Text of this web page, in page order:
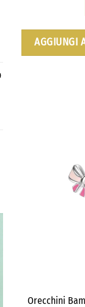
AGGIUNGI
Orecchini